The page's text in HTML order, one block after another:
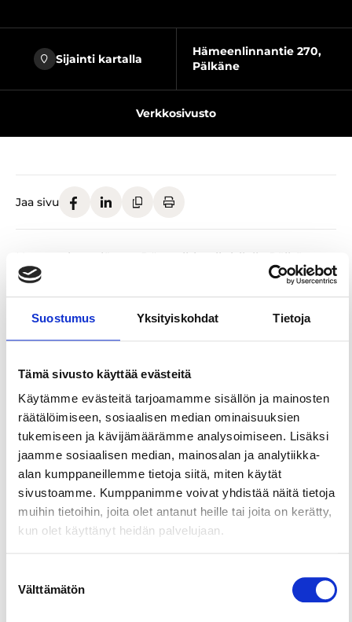
Suostumus Yksityiskohdat Tietoja
Tämä sivusto käyttää evästeitä
Käytämme evästeitä tarjoamamme sisällön ja mainosten
räätälöimiseen, sosiaalisen median ominaisuuksien
tukemiseen ja kävijämäärämme analysoimiseen. Lisäksi
jaamme sosiaalisen median, mainosalan ja analytiikka-
alan kumppaneillemme tietoja siitä, miten käytät
sivustoamme. Kumppanimme voivat yhdistää näitä tietoja
muihin tietoihin, joita olet antanut heille tai joita on kerätty,
kun olet käyttänyt heidän palvelujaan.
valinta
Välttämätön
Sijainti kartalla
Hämeenlinnantie 270,
Pälkäne
Verkkosivusto
Jaa sivu
Koe tasting-elämys Rönnvikin viinitilalla Pälkäneen
Laitikkalassa!
tutustumaan ja maistaan tilamme viinejä sekä
naapurimme Heikkilän tilan juustoja.
Viinitastingissä maistellaan ja esitellään viittä eri
tilaviiniä. Elämyksen aikana kerromme viinitilan
toiminnasta ja tuotteistamme sekä annamme
suosituksia viinien yhdistämisestä
ruokanautintoihin. Lopuksi vierailemme
viininvalmistustiloissa, viinehtimössä.
Viini- ja juustotastingin aikana maistellaan ja
esitellään kolmea eri juustoa ja kolmea viiniä –
herkullisia makuyhdistelmiä kertyy siis yhteensä
viinitilan valmistustiloissa.